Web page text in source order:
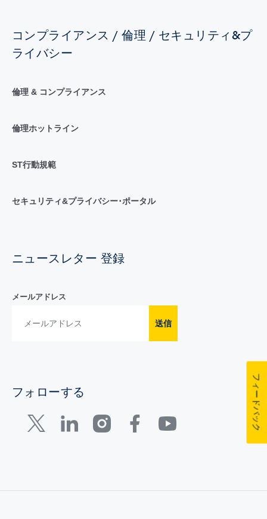
コンプライアンス / 倫理 / セキュリティ&プ
ライバシー
倫理 & コンプライアンス
倫理ホットライン
ST行動規範
セキュリティ&プライバシー･ポータル
ニュースレター 登録
メールアドレス
送信
フォローする フィードバック